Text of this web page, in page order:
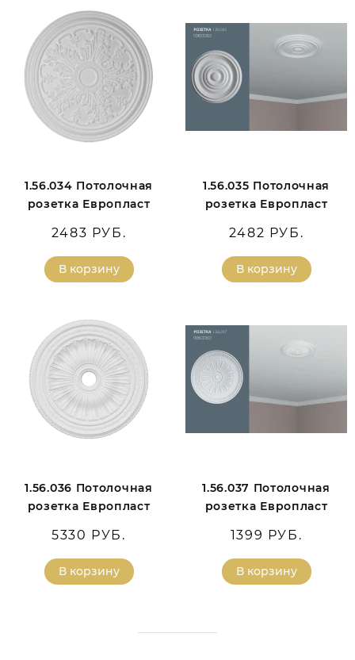
1.56.034 Потолочная
розетка Европласт
2483 РУБ.
В корзину
1.56.035 Потолочная
розетка Европласт
2482 РУБ.
В корзину
1.56.036 Потолочная
розетка Европласт
5330 РУБ.
В корзину
1.56.037 Потолочная
розетка Европласт
1399 РУБ.
В корзину